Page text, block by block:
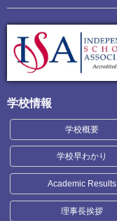
学校情報
学校概要
学校早わかり
Academic Results
理事長挨拶